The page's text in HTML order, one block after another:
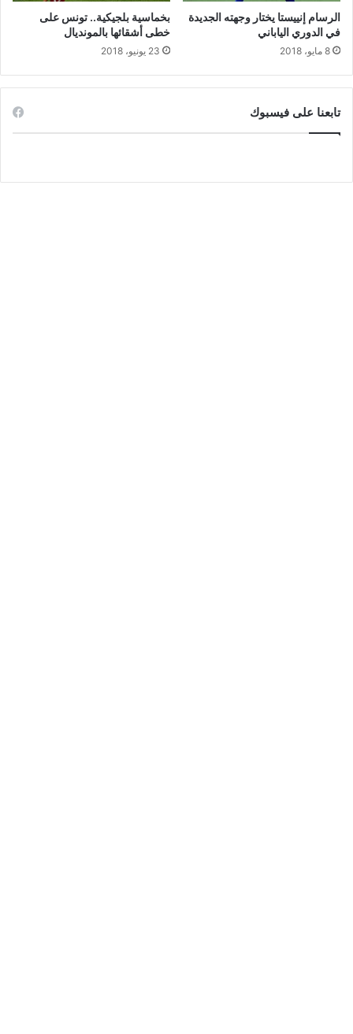
الرسام إنييستا يختار وجهته الجديدة
في الدوري الياباني
8 مايو، 2018
بخماسية بلجيكية.. تونس على
خطى أشقائها بالمونديال
23 يونيو، 2018
تابعنا على فيسبوك